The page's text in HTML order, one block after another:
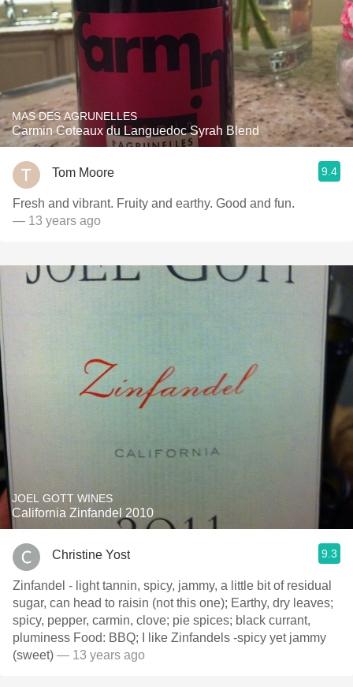
MAS DES AGRUNELLES
Carmin Coteaux du Languedoc Syrah Blend
Tom Moore 9.4
Fresh and vibrant. Fruity and earthy. Good and fun.
— 13 years ago
JOEL GOTT WINES
California Zinfandel 2010
Christine Yost 9.3
Zinfandel - light tannin, spicy, jammy, a little bit of residual
sugar, can head to raisin (not this one); Earthy, dry leaves;
spicy, pepper, carmin, clove; pie spices; black currant,
pluminess Food: BBQ; I like Zinfandels -spicy yet jammy
(sweet) — 13 years ago